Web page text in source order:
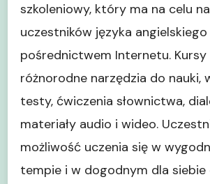
szkoleniowy, który ma na celu
uczestników języka angielskiego
pośrednictwem Internetu.
różnorodne narzędzia do nauki,
testy, ćwiczenia słownictwa,
materiały audio i wideo.
możliwość uczenia się w
tempie i w dogodnym dla siebie